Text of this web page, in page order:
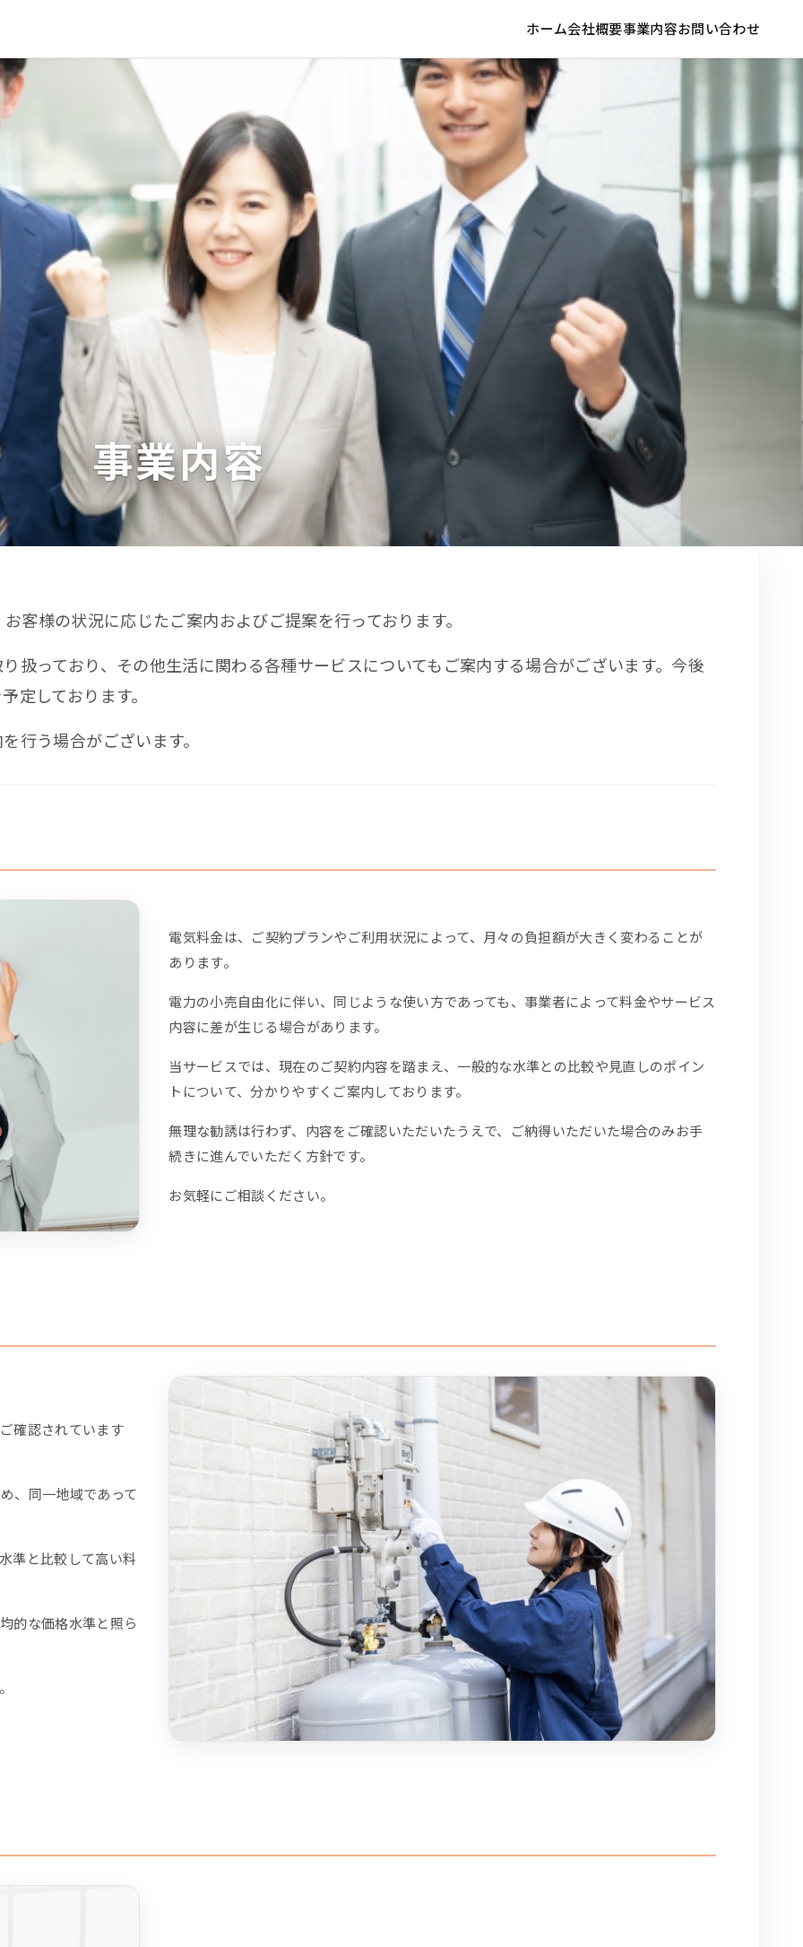
ホーム会社概要事業内容お問い合わせ
事業内容
客様の状況に応じたご案内およびご提案を行っております。
扱っており、その他生活に関わる各種サービスについてもご案内する場合がございます。今後
定しております。
行う場合がございます。
電気料金は、ご契約プランやご利用状況によって、月々の負担額が大きく変わることが
あります。
電力の小売自由化に伴い、同じような使い方であっても、事業者によって料金やサービス
内容に差が生じる場合があります。
当サービスでは、現在のご契約内容を踏まえ、一般的な水準との比較や見直しのポイン
トについて、分かりやすくご案内しております。
無理な勧誘は行わず、内容をご確認いただいたうえで、ご納得いただいた場合のみお手
続きに進んでいただく方針です。
お気軽にご相談ください。
確認されています
、同一地域であって
準と比較して高い料
的な価格水準と照ら